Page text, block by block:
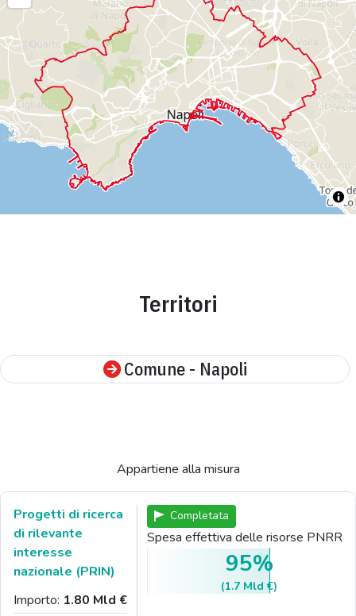
Territori
Comune - Napoli
Appartiene alla misura
Progetti di ricerca
di rilevante
interesse
nazionale (PRIN)
Importo: 1.80 Mld €
Completata
Spesa effettiva delle risorse PNRR
95%
(1.7 Mld €)